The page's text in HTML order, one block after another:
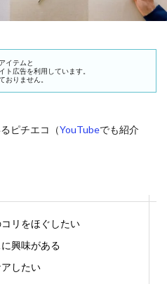
イテムと
広告を利用しています。
おりません。
ピチエコ（YouTubeでも紹介
リをほぐしたい
興味がある
したい